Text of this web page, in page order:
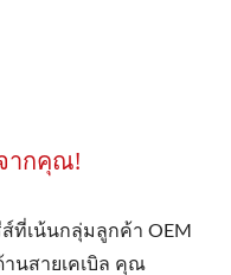
ากคุณ!
เน้นกลุ่มลูกค้า OEM
นสายเคเบิล คุณ